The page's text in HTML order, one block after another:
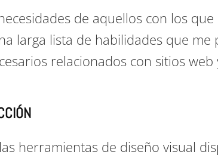
de aquellos con los
larga lista de habilidades que me
relacionados con sitios
herramientas de diseño visual